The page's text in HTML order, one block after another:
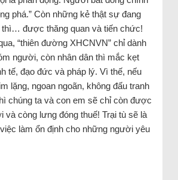
phá.” Còn những kẻ thật sự đang
thì… được thăng quan và tiến chức!
“thiên đường XHCNVN” chỉ dành
người, còn nhân dân thì mắc kẹt
tế, đạo đức và pháp lý. Vì thế, nếu
lặng, ngoan ngoãn, không đấu tranh
chúng ta và con em sẽ chỉ còn được
còng lưng đóng thuế! Trại tù sẽ là
làm ổn định cho những người yêu